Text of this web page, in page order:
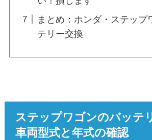
まとめ：ホンダ・ステップ
テリー交換
ステップワゴンのバッテ
車両型式と年式の確認